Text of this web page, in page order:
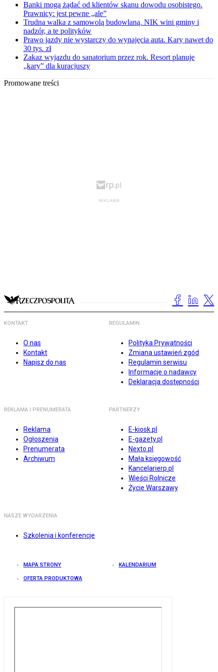
Banki mogą żądać od klientów skanu dowodu osobistego.
Prawnicy: jest pewne „ale”
Trudna walka z samowolą budowlaną. NIK wini gminy i
nadzór, a te polityków
Prawo jazdy nie wystarczy do wynajęcia auta. Kary nawet do
30 tys. zł
Zakaz wyjazdu do sanatorium przez rok. Resort planuje
„kary” dla kuracjuszy
Promowane treści
KONTAKT
O nas
Kontakt
Napisz do nas
REGULAMIN
Polityka Prywatności
Zmiana ustawień zgód
Regulamin serwisu
Informacje o nadawcy
Deklaracja dostępności
REKLAMA I PRENUMERATA
Reklama
Ogłoszenia
Prenumerata
Archiwum
PARTNERZY
E-kiosk.pl
E-gazety.pl
Nexto.pl
Mała księgowość
Kancelarierp.pl
Wieści Rolnicze
Życie Warszawy
NASZE WYDARZENIA
Szkolenia i konferencje
MAPA STRONY KALENDARIUM
OFERTA PRODUKTOWA